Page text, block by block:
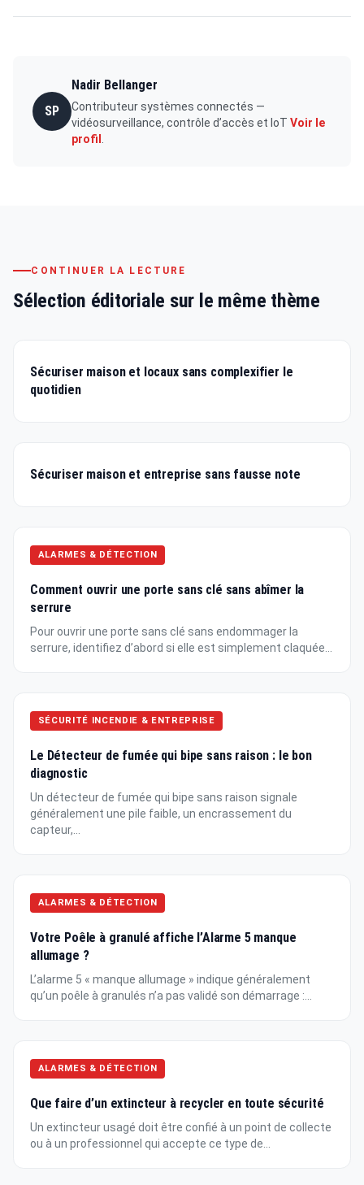
SP
Nadir Bellanger
Contributeur systèmes connectés —
vidéosurveillance, contrôle d’accès et IoT Voir le
profil
CONTINUER LA LECTURE
Sélection éditoriale sur le même thème
Sécuriser maison et locaux sans complexifier le
quotidien
Sécuriser maison et entreprise sans fausse note
ALARMES & DÉTECTION
Comment ouvrir une porte sans clé sans abîmer la
serrure
Pour ouvrir une porte sans clé sans endommager la
serrure, identifiez d’abord si elle est simplement claquée...
SÉCURITÉ INCENDIE & ENTREPRISE
Le Détecteur de fumée qui bipe sans raison : le bon
diagnostic
Un détecteur de fumée qui bipe sans raison signale
généralement une pile faible, un encrassement du
capteur,...
ALARMES & DÉTECTION
Votre Poêle à granulé affiche l’Alarme 5 manque
allumage ?
L’alarme 5 « manque allumage » indique généralement
qu’un poêle à granulés n’a pas validé son démarrage :...
ALARMES & DÉTECTION
Que faire d’un extincteur à recycler en toute sécurité
Un extincteur usagé doit être confié à un point de collecte
ou à un professionnel qui accepte ce type de...